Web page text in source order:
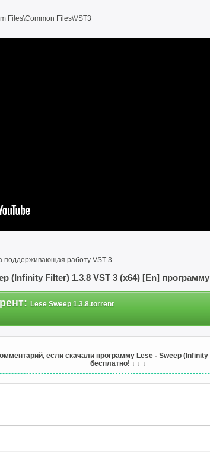
Files\Common Files\VST3
поддерживающая работу VST 3
(Infinity Filter) 1.3.8 VST 3 (x64) [En]
: Lese Sweep 1.3.8.torrent
если скачали программу Lese - Sweep (Infinity
бесплатно! ↓ ↓ ↓